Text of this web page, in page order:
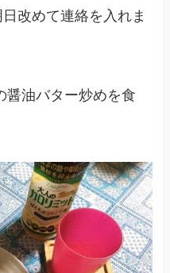
改めて連絡を入れま
醤油バター炒めを食